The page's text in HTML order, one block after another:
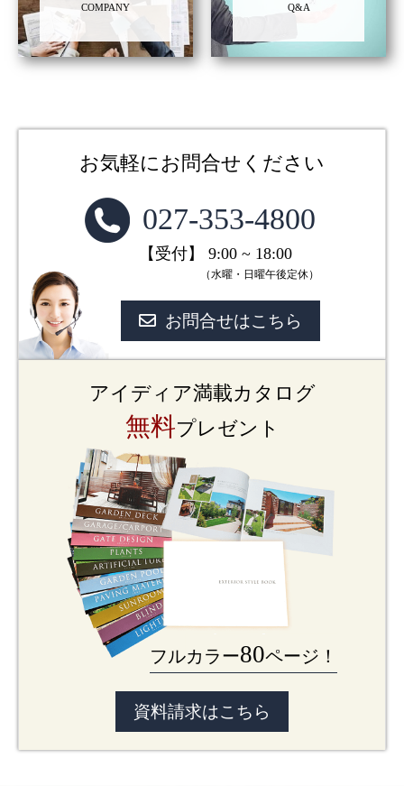
COMPANY Q&A
お気軽にお問合せください
027-353-4800
【受付】 9:00 ~ 18:00
（水曜・日曜午後定休）
お問合せはこちら
アイディア満載カタログ
無料プレゼント
フルカラー80ページ！
資料請求はこちら